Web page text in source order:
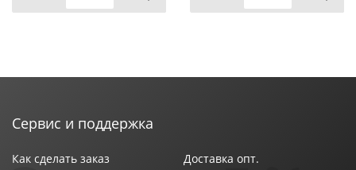
Коэффициент мощности: >0,9 cosϕ
Сервис и поддержка
Как сделать заказ Доставка опт.